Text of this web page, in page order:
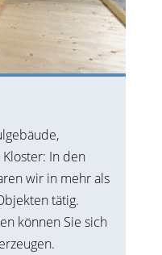
In den
wir in mehr als
tätig.
können Sie sich